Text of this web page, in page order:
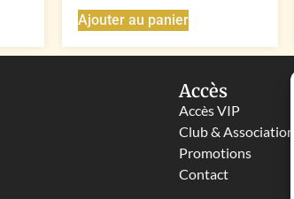
Ajouter au panier
Accès
Accès VIP
Club & Associations
Promotions
Contact